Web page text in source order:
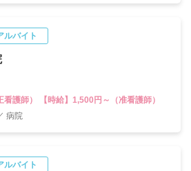
ルバイト
看護師） 【時給】1,500円～（准看護師）
病院
ルバイト